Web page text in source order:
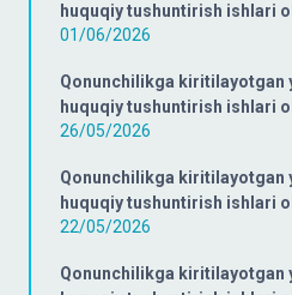
huquqiy tushuntirish ishlari
01/06/2026
Qonunchilikga kiritilayotgan
huquqiy tushuntirish ishlari
26/05/2026
Qonunchilikga kiritilayotgan
huquqiy tushuntirish ishlari
22/05/2026
Qonunchilikga kiritilayotgan